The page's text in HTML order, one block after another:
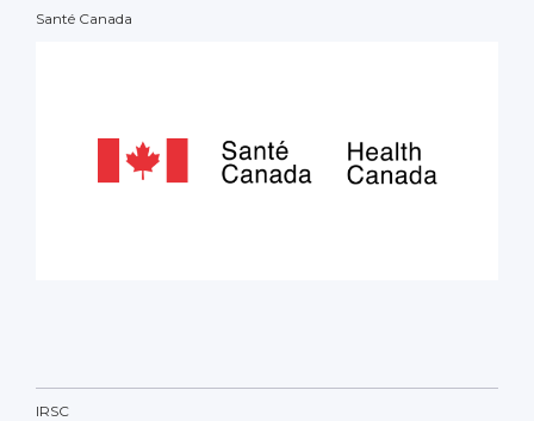
Santé Canada
IRSC